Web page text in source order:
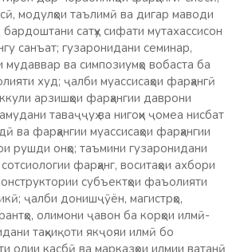
модулҳои таълимӣ ва дигар маводи
сатҳу сифати мутахассисон
санъат; гузаронидани семинар,
ва симпозиумҳо вобаста ба
худ; ҷалби муассисаҳои фарҳангӣ
арзишҳои фарҳангии даврони
таваҷҷуҳ ва нигоҳи ҷомеа нисбат
фарҳангии муассисаҳои фарҳангии
рушди онҳо; таъмини гузаронидани
фарҳанг, воситаҳои ахбори
субъектҳои фаъолияти
ҷалби донишҷӯён, магистрҳо,
олимони ҷавон ба корҳои илмӣ-
таҳқиқоти якҷояи илмӣ бо